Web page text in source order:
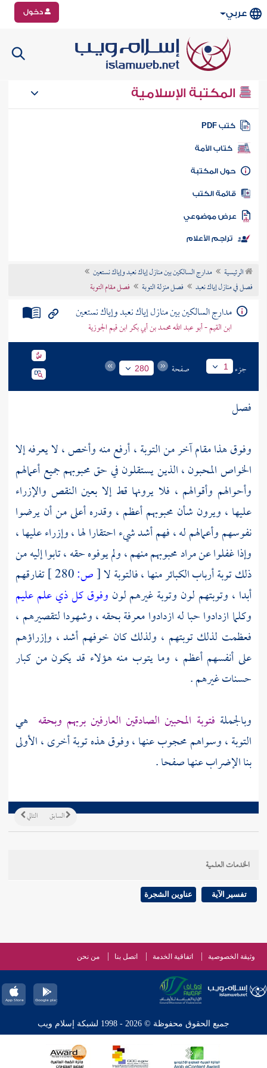
عربي دخول
المكتبة الإسلامية
كتب PDF
كتاب الأمة
المكتبة
الكتب
موضوعي
تراجم الأعلام
الرئيسية
مدارج السالكين بين منازل إياك نعبد وإياك نستعين
فصل في منازل إياك نعبد
فصل منزلة التوبة فصل مقام التوبة
مدارج السالكين بين منازل إياك نعبد وإياك نستعين
ابن القيم - أبو عبد الله محمد بن أبي بكر ابن قيم الجوزية
جزء 1 صفحة 280
فصل
وفوق هذا مقام آخر من التوبة ، أرفع منه وأخص ، لا يعرفه إلا
الخواص المحبون ، الذين يستقلون في حق محبوبهم جميع أعمالهم
وأحوالهم وأقوالهم ، فلا يرونها قط إلا بعين النقص والإزراء
عليها ، ويرون شأن محبوبهم أعظم ، وقدره أعلى من أن يرضوا
نفوسهم وأعمالهم له ، فهم أشد شيء احتقارا لها ، وإزراء عليها ،
وإذا غفلوا عن مراد محبوبهم منهم ، ولم يوفوه حقه ، تابوا إليه من
ذلك توبة أرباب الكبائر منها ، فالتوبة لا[ص:
تفارقهم
أبدا ، وتوبتهم لون وتوبة غيرهم لون وفوق كل ذي علم عليم
وكلما ازدادوا حبا له ازدادوا معرفة بحقه ، وشهودا لتقصيرهم ،
فعظمت لذلك توبتهم ، ولذلك كان خوفهم أشد ، وإزراؤهم
على أنفسهم أعظم ، وما يتوب منه هؤلاء قد يكون من كبار
حسنات غيرهم .
وبالجملة فتوبة المحبين الصادقين العارفين بربهم وبحقه هي
التوبة ، وسواهم محجوب عنها ، وفوق هذه توبة أخرى ، الأولى
بنا الإضراب عنها صفحا .
التالي السابق
الخدمات العلمية
تفسير الآية عناوين الشجرة
وثيقة الخصوصية اتفاقية الخدمة اتصل بنا من نحن
جميع الحقوق محفوظة © 2026 - 1998 لشبكة إسلام ويب